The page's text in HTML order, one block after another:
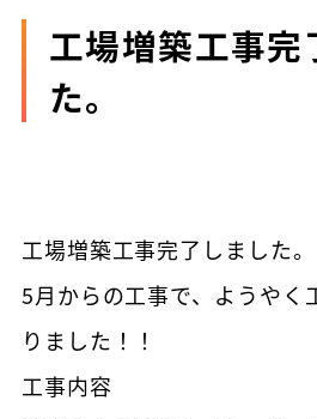
工場増築工事完
た。
工場増築工事完了しました。
5月からの工事で、ようやく
りました！！
工事内容